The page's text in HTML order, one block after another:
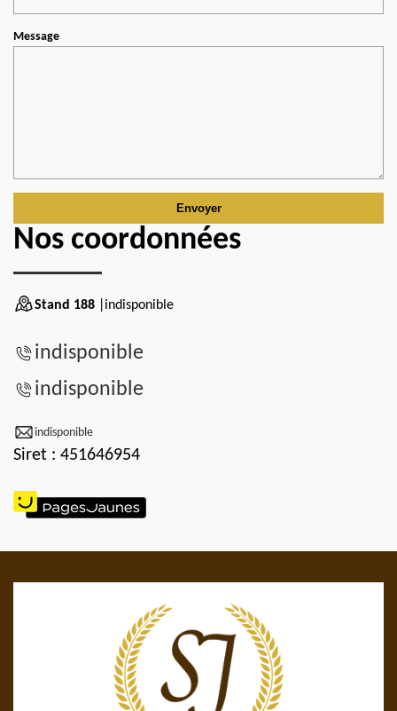
Message
Nos coordonnées
Stand 188 |indisponible
indisponible
indisponible
indisponible
Siret : 451646954